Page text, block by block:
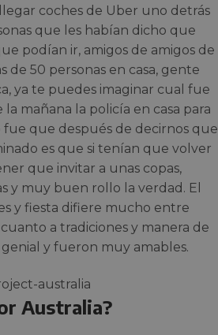
coches de Uber uno detrás
que les habían dicho que
podían ir, amigos de amigos de
de 50 personas en casa, gente
ya te puedes imaginar cual fue
la mañana la policía en casa para
fue que después de decirnos que
es que si tenían que volver
que invitar a unas copas,
y muy buen rollo la verdad. El
y fiesta difiere mucho entre
a tradiciones y manera de
y fueron muy amables.
Australia?